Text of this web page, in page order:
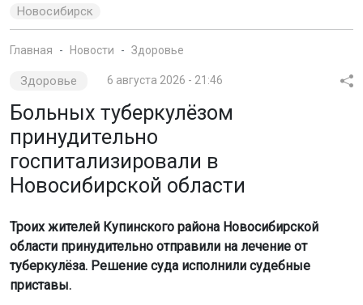
Новосибирск
Главная Новости Здоровье
Здоровье 6 августа 2026 - 21:46
Больных туберкулёзом
принудительно
госпитализировали в
Новосибирской области
Троих жителей Купинского района Новосибирской
области принудительно отправили на лечение от
туберкулёза. Решение суда исполнили судебные
приставы.